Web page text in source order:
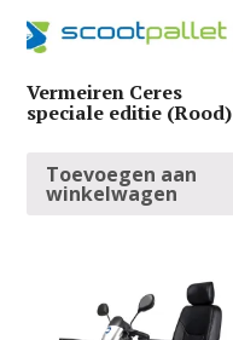
Vermeiren Ceres
speciale editie (Rood)
Toevoegen aan
winkelwagen